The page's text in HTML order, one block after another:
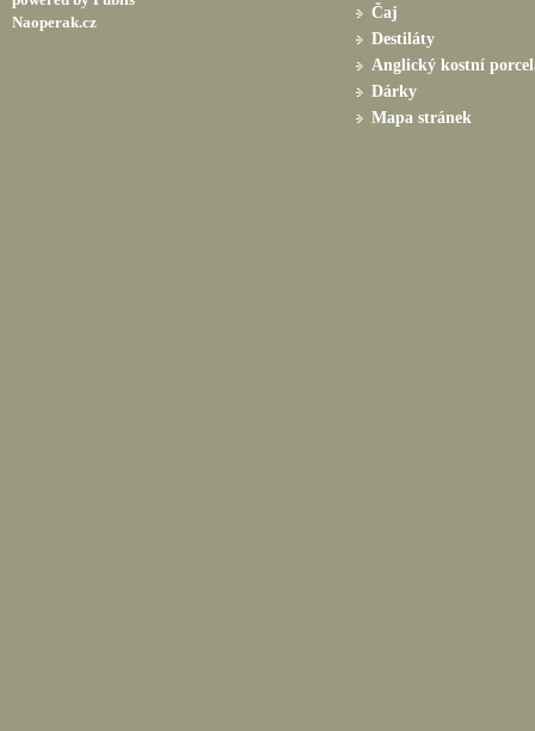
Naoperak.cz
Čaj
Destiláty
Anglický kostní
Dárky
Mapa stránek